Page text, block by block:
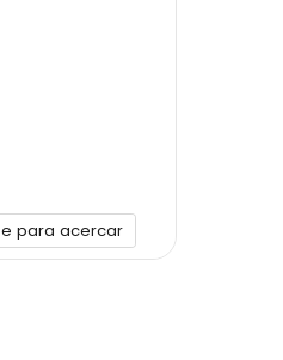
para acercar